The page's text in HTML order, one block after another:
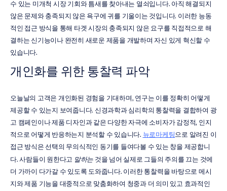
수 있는 미개척 시장 기회와 틈새를 찾아내는 열쇠입니다. 아직 해결되지
않은 문제와 충족되지 않은 욕구에 귀를 기울이는 것입니다. 이러한 능동
적인 접근 방식을 통해 타겟 시장의 충족되지 않은 요구를 직접적으로 해
결하는 신기능이나 완전히 새로운 제품을 개발하며 자신 있게 혁신할 수
있습니다.
개인화를 위한 통찰력 파악
오늘날의 고객은 개인화된 경험을 기대하며, 연구는 이를 정확히 어떻게
제공할 수 있는지 보여줍니다. 신경과학과 심리학의 통찰력을 결합하여 광
고 캠페인이나 제품 디자인과 같은 다양한 자극에 소비자가 감정적, 인지
적으로 어떻게 반응하는지 분석할 수 있습니다. 뉴로마케팅으로 알려진 이
접근 방식은 선택의 무의식적인 동기를 들여다볼 수 있는 창을 제공합니
다. 사람들이 원한다고 말하는 것을 넘어 실제로 그들의 주의를 끄는 것에
더 가까이 다가갈 수 있도록 도와줍니다. 이러한 통찰력을 바탕으로 메시
지와 제품 기능을 대중적으로 맞춤화하여 청중과 더 의미 있고 효과적인